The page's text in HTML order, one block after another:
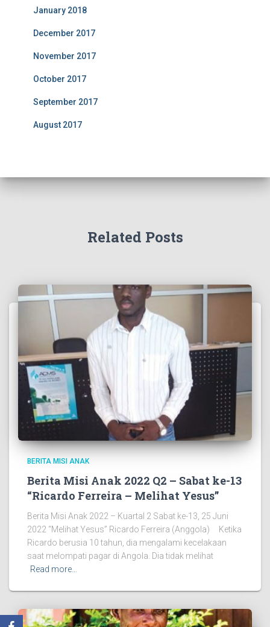
January 2018
December 2017
November 2017
October 2017
September 2017
August 2017
Related Posts
BERITA MISI ANAK
Berita Misi Anak 2022 Q2 – Sabat ke-13
“Ricardo Ferreira – Melihat Yesus”
Berita Misi Anak 2022 – Kuartal 2 Sabat ke-13, 25 Juni
2022 “Melihat Yesus” Ricardo Ferreira (Anggola) Ketika
Ricardo berusia 10 tahun, dia mengalami kecelakaan
saat melompati pagar di Angola. Dia tidak melihat
Read more…